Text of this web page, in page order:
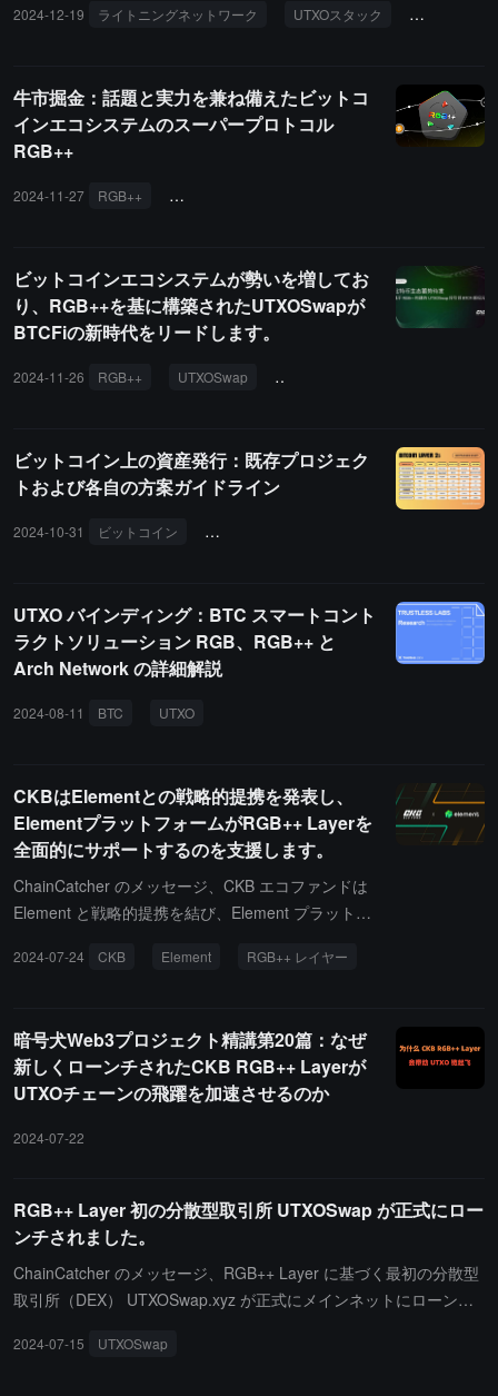
共同で投資を行いました。今回の資金調達の完了後、UTXOStack
ムを開始します。その後、CKB ライトニングネットワーク FIber N
etwork のメインネットの立ち上げに合わせて、CKB および RGB++
関連資産に対する流動性エアドロップインセンティブが行われる予
了しており、ABCDE Capital と SNZ Capital が共同でリードインベ
スターを務め、CKB Eco Fund、OKX Ventures、UTXO Manageme
nt、Waterdrip Capital、Matrixport、y2z Ventures、DRK Lab が参
加しています。
2024-12-19 ライトニングネットワーク UTXOスタック 資金調達
牛市掘金：話題と実力を兼ね備えたビットコ
インエコシステムのスーパープロトコル
RGB++
2024-11-27 RGB++ ビットコインエコシステム
ビットコインエコシステムが勢いを増してお
り、RGB++を基に構築されたUTXOSwapが
BTCFiの新時代をリードします。
2024-11-26 RGB++ UTXOSwap
ビットコイン上の資産発行：既存プロジェク
トおよび各自の方案ガイドライン
2024-10-31 ビットコイン カウンターパーティー
UTXO バインディング：BTC スマートコント
ラクトソリューション RGB、RGB++ と
Arch Network の詳細解説
2024-08-11 BTC UTXO
CKBはElementとの戦略的提携を発表し、
ElementプラットフォームがRGB++ Layerを
全面的にサポートするのを支援します。
ChainCatcher のメッセージ、CKB エコファンドは
Element と戦略的提携を結び、Element プラットフ
ことを発表しました。双方は BTC エコシステムの
ーはビットコインの新しい資産発行レイヤーとし
て、同型バインディング、スマートコントラクト機
能、ブリッジなしのクロスチェーン機能をすべての
レイヤーへの全面的なサポートにより、開発者とユ
ーザーは CKB チェーン上でさまざまな RGB++ 資産
エコシステムの発展を促進します。
2024-07-24 CKB Element RGB++ レイヤー
暗号犬Web3プロジェクト精講第20篇：なぜ
新しくローンチされたCKB RGB++ Layerが
UTXOチェーンの飛躍を加速させるのか
2024-07-22
RGB++ Layer 初の分散型取引所 UTXOSwap が正式にロー
ンチされました。
ChainCatcher のメッセージ、RGB++ Layer に基づく最初の分散型
取引所（DEX） UTXOSwap.xyz が正式にメインネットにローンチ
マートコントラクト機能を利用し、すべての UTXO チェーン上の資
2024-07-15 UTXOSwap